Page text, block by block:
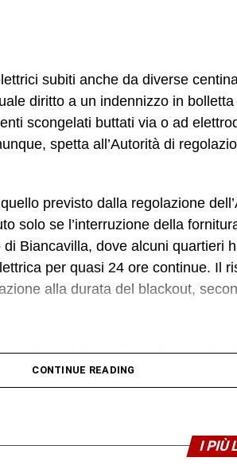
subiti anche da diverse
diritto a un indennizzo in
scongelati buttati via o ad
spetta all’Autorità di
previsto dalla regolazione
solo se l’interruzione della
Biancavilla, dove alcuni quartieri
per quasi 24 ore continue. Il
alla durata del blackout,
dell’energia, senza che il cliente
base alla durata dell’interruzione e
a 8 ore l’accredito in bolletta è di
CONTINUE READING
I PIÙ